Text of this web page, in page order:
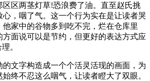
区区两茎灯草!恐浪费了油。直至赵氏挑
心，咽了气。这一个行为实在是让读者哭
家中的谷物多到吃不完，烂在仓库里
方面说可以是节约，但更好的表达方式应
。
文字构造成一个个活灵活现的画面，为
终不忍这么咽气，让读者瞪大了双眼。